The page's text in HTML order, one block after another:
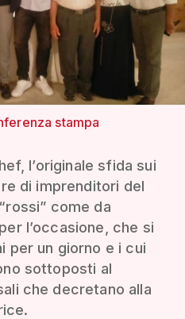
stampa
l’originale sfida sui
di imprenditori del
come da
l’occasione, che si
per un giorno e i cui
sottoposti al
che decretano alla